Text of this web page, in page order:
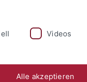
Videos
Alle akzeptieren